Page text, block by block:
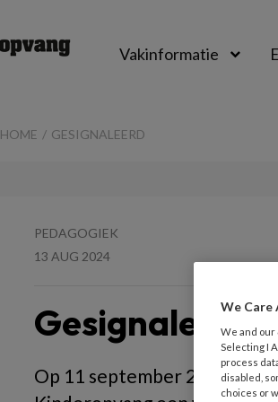
Vakinformatie
HOME GESIGNALEERD
PEDAGOGIEK
13 AUG 2024
Gesignaleerd
Op 11 september 2024
We Care
We and our
Selecting I
process
disabled,
choices or